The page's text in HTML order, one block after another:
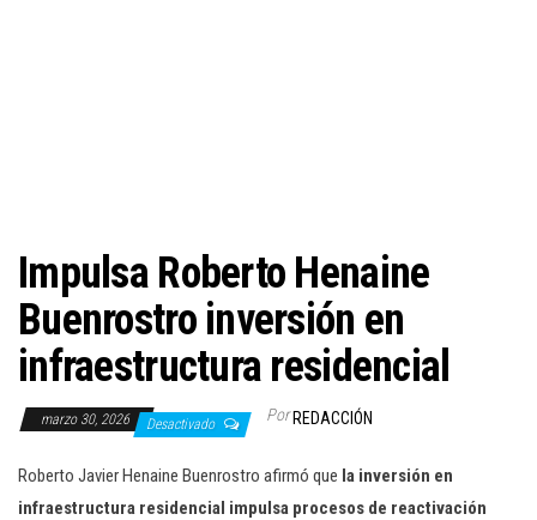
Impulsa Roberto Henaine
Buenrostro inversión en
infraestructura residencial
marzo 30, 2026 Desactivado Por REDACCIÓN
Roberto Javier Henaine Buenrostro afirmó que la inversión en
infraestructura residencial impulsa procesos de reactivación